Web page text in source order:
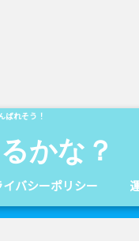
ばれそう！
かな？
イバシーポリシー